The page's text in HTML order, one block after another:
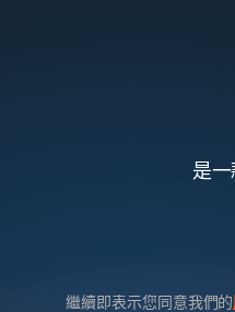
是
繼續即表示您同意我們的